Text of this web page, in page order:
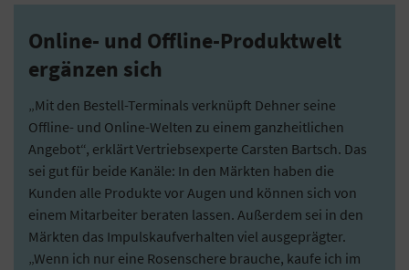
Online- und Offline-Produktwelt
ergänzen sich
„Mit den Bestell-Terminals verknüpft Dehner seine
Offline- und Online-Welten zu einem ganzheitlichen
Angebot“, erklärt Vertriebsexperte Carsten Bartsch. Das
sei gut für beide Kanäle: In den Märkten haben die
Kunden alle Produkte vor Augen und können sich von
einem Mitarbeiter beraten lassen. Außerdem sei in den
Märkten das Impulskaufverhalten viel ausgeprägter.
„Wenn ich nur eine Rosenschere brauche, kaufe ich im